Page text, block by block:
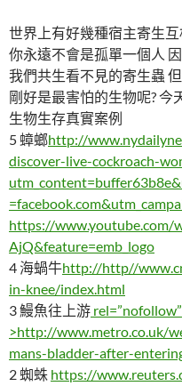
世界上有好幾種宿主寄生
你永遠不會是孤單一個人
我們共生看不見的寄生蟲
剛好是最害怕的生物呢?
生物生存真實案例
5 蟑螂http://
discover-live-cockroach-
https://www.youtube.com/
AjQ&feature=emb_logo
4 海蝸牛http://http//
in-knee/index.html
3 鰻魚往上游 rel=”nofollow”
>http://www.metro.co.uk/
mans-bladder-after-
2 蜘蛛 https://